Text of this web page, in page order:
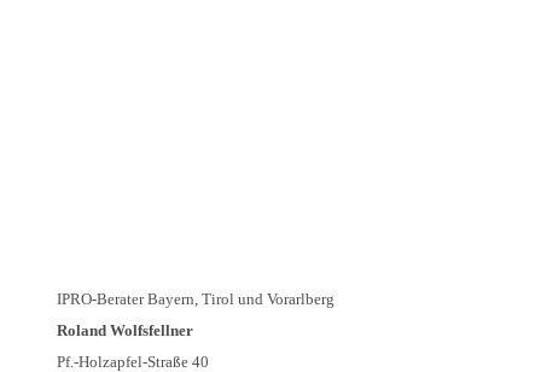
IPRO-Berater Bayern, Tirol und Vorarlberg
Roland Wolfsfellner
Pf.-Holzapfel-Straße 40